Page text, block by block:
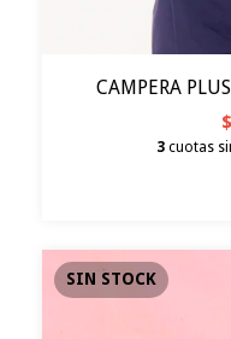
CAMPERA
3 cuotas
SIN STOCK